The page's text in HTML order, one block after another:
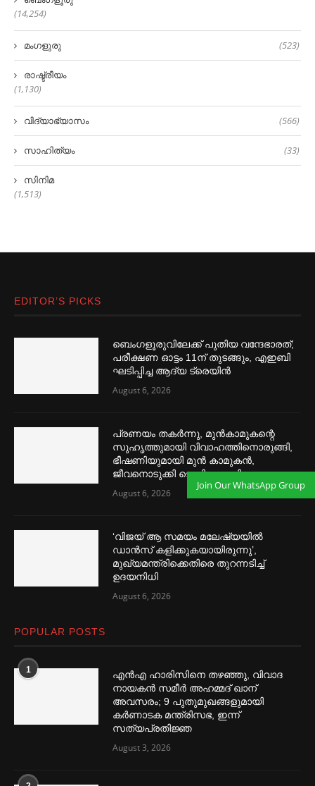
(14,254)
മംഗളുരു (523)
രാഷ്ട്രീയം
(1,130)
വിദ്യാഭ്യാസം (566)
സാഹിത്യം (33)
സിനിമ
(1,513)
EDITOR’S PICKS
ബെംഗളൂരുവിലേക്ക് പുതിയ വന്ദേഭാരത്;
പരീക്ഷണ ഓട്ടം 11ന് തുടങ്ങും, എഇബി
ഘടിപ്പിച്ച ആദ്യ ട്രെയിന്‍
August 6, 2026
പ്രണയം തകര്‍ന്നു, മുൻകാമുകന്റെ
സുഹൃത്തുമായി വിവാഹത്തിനൊരുങ്ങി,
ഭീഷണിയുമായി മുൻ കാമുകൻ,
ജീവനൊടുക്കി ടെക്കി യുവതി
August 6, 2026
‘വിജയ് ആ സമയം മലേഷ്യയില്‍
ഡാൻസ് കളിക്കുകയായിരുന്നു’,
മുഖ്യമന്ത്രിക്കെതിരെ തുറന്നടിച്ച്‌
ഉദയനിധി
August 6, 2026
POPULAR POSTS
1
എൻഎ ഹാരിസിനെ തഴ‌‍ഞ്ഞു, വിവാദ
നായകൻ സമീര്‍ അഹമ്മദ് ഖാന്
അവസരം; 9 പുതുമുഖങ്ങളുമായി
കര്‍ണാടക മന്ത്രിസഭ, ഇന്ന്
സത്യപ്രതിജ്ഞ
August 3, 2026
Join Our WhatsApp Group